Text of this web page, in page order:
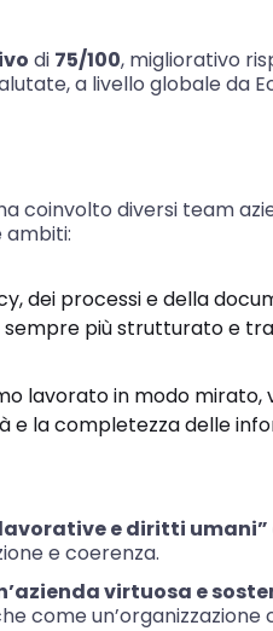
di 75/100, migliorativo
a livello globale da
coinvolto diversi team
ambiti:
dei processi e della
più strutturato e
lavorato in modo mirato,
la completezza delle
e diritti umani”
e coerenza.
virtuosa e
come un’organizzazione